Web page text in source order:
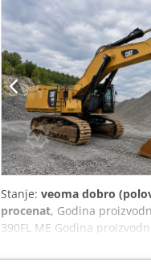
549-0183 1k Hladnjak ulja
ventilator 637-6650
osovina 516-9980 1k
331-13-95 1k zadnja
protivteža 573-3553
Stanje: veoma dobro
procenat, Godina
390FL ME Godina
Kamera za vožnju unazad
ruke: 2,90 m Kamenarska